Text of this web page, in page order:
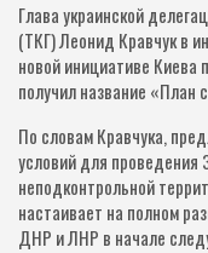
Глава украинской
(ТКГ) Леонид Кравчук в
новой инициативе Киева
получил название «План
По словам Кравчука,
условий для проведения
неподконтрольной
настаивает на полном
ДНР и ЛНР в начале